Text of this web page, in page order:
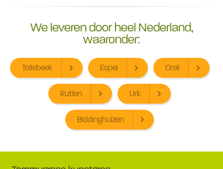
We leveren door heel Nederland,
waaronder:
Tollebeek Espel Creil
Rutten Urk
Biddinghuizen